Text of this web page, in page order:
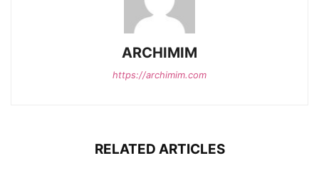
ARCHIMIM
https://archimim.com
RELATED ARTICLES